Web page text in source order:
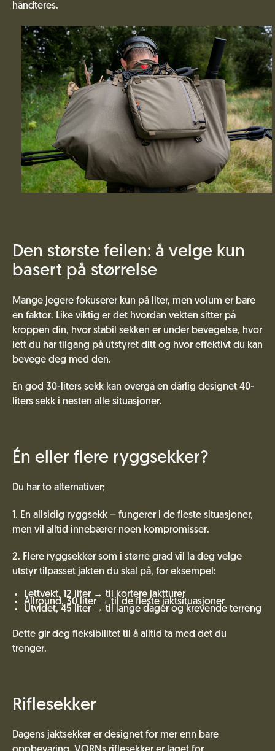
håndteres.
Den største feilen: å velge kun
basert på størrelse
Mange jegere fokuserer kun på liter, men volum er bare
en faktor. Like viktig er det hvordan vekten sitter på
kroppen din, hvor stabil sekken er under bevegelse, hvor
lett du har tilgang på utstyret ditt og hvor effektivt du kan
bevege deg med den.
En god 30-liters sekk kan overgå en dårlig designet 40-
liters sekk i nesten alle situasjoner.
Én eller flere ryggsekker?
Du har to alternativer;
1. En allsidig ryggsekk – fungerer i de fleste situasjoner,
men vil alltid innebærer noen kompromisser.
2. Flere ryggsekker som i større grad vil la deg velge
utstyr tilpasset jakten du skal på, for eksempel:
Lettvekt, 12 liter → til kortere jaktturer
Allround, 30 liter → til de fleste jaktsituasjoner
Utvidet, 45 liter → til lange dager og krevende terreng
Dette gir deg fleksibilitet til å alltid ta med det du
trenger.
Riflesekker
Dagens jaktsekker er designet for mer enn bare